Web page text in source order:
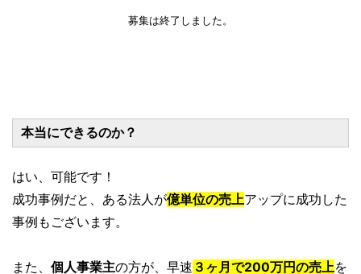
募集は終了しました。
本当にできるのか？
はい、可能です！
成功事例だと、ある法人が億単位の売上アップに成功した
事例もございます。
また、 個人事業主の方が、早速 ３ヶ月で200万円の売上を